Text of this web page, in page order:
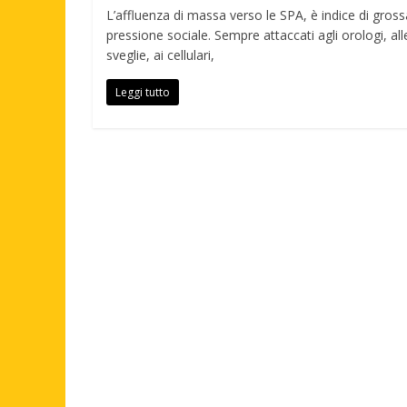
L’affluenza di massa verso le SPA, è indice di
pressione sociale. Sempre attaccati agli orologi,
sveglie, ai cellulari,
Leggi tutto